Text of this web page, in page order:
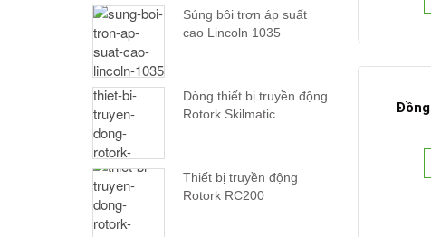
Súng bôi trơn áp suất
cao Lincoln 1035
Dòng thiết bị truyền động
Rotork Skilmatic
Thiết bị truyền động
Rotork RC200